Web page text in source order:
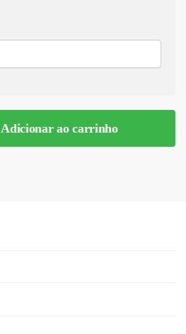
Adicionar ao carrinho